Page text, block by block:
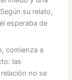
su relato,
esperaba de
comienza a
las
no se